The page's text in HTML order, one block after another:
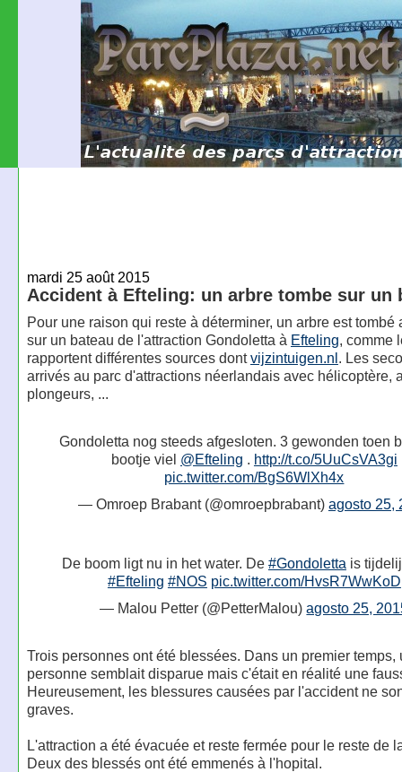
mardi 25 août 2015
Accident à Efteling: un arbre tombe sur un
Pour une raison qui reste à déterminer, un arbre est tombé
sur un bateau de l'attraction Gondoletta à Efteling, comme
rapportent différentes sources dontvijzintuigen.nl. Les
arrivés au parc d'attractions néerlandais avec hélicoptère,
plongeurs, ...
Gondoletta nog steeds afgesloten. 3 gewonden toen
bootje viel @Efteling . http://t.co/5UuCsVA3gi
pic.twitter.com/BgS6WlXh4x
— Omroep Brabant (@omroepbrabant) agosto 25,
De boom ligt nu in het water. De #Gondoletta is
#Efteling #NOS pic.twitter.com/HvsR7WwKoD
— Malou Petter (@PetterMalou)agosto 25,
Trois personnes ont été blessées. Dans un premier temps,
personne semblait disparue mais c'était en réalité une
Heureusement, les blessures causées par l'accident ne
graves.
L'attraction a été évacuée et reste fermée pour le reste de
Deux des blessés ont été emmenés à l'hopital.